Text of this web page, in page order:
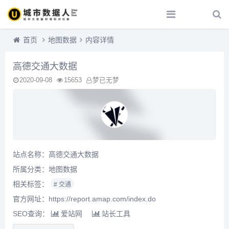
首页 地图数据 内容详情
高德交通大数据
2020-09-08 15653 梦已无梦
站点名称：高德交通大数据
所属分类： 地图数据
相关标签：
# 交通
官方网址：https://report.amap.com/index.do
SEO查询：
爱站网 站长工具